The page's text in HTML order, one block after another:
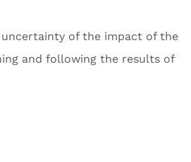
of the impact of the
and following the results of